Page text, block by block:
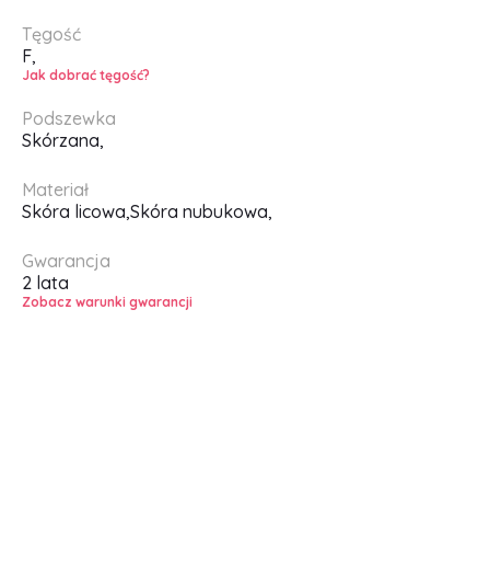
Tęgość
F,
Jak dobrać tęgość?
Podszewka
Skórzana,
Materiał
Skóra licowa,Skóra nubukowa,
Gwarancja
2 lata
Zobacz warunki gwarancji